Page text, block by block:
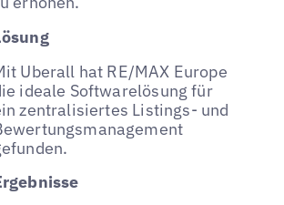
Uberall hat RE/MAX Europe
ideale Softwarelösung für
zentralisiertes Listings- und